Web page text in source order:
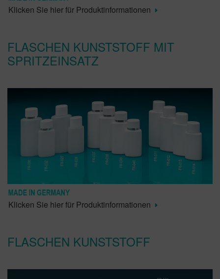
Klicken Sie hier für Produktinformationen
FLASCHEN KUNSTSTOFF MIT
SPRITZEINSATZ
Klicken Sie hier für Produktinformationen
FLASCHEN KUNSTSTOFF